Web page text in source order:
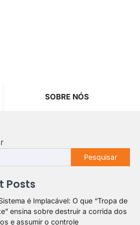
SOBRE NÓS
Pesquisar
Posts
é Implacável: O que “Tropa de
ensina sobre destruir a corrida dos
e assumir o controle